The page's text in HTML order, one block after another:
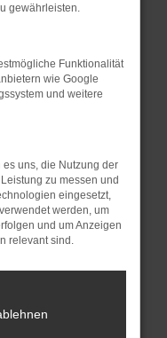
in einem
vorübergehende
und dein
Stand
nur ein
auch dazu
nicht mehr
werden
gewährleisten.
Funktionalität
wie Google
und weitere
uns, die Nutzung der
zu messen und
eingesetzt,
werden, um
und um Anzeigen
relevant sind.